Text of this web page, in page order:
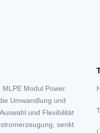
Modul Power
Umwandlung und
und Flexibilität
senkt